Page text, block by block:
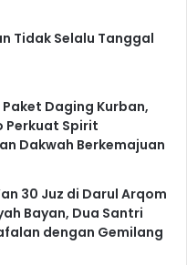
Tidak Selalu Tanggal
Paket Daging Kurban,
Perkuat Spirit
Dakwah Berkemajuan
30 Juz di Darul Arqom
Bayan, Dua Santri
dengan Gemilang